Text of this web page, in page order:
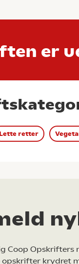
er
Lette retter
Coop Opskrifters
krydret